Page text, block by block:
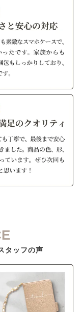
タッフの声